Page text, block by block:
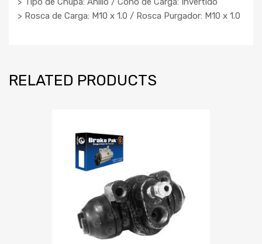
> Rosca de Carga: M10 x 1.0 / Rosca Purgador: M10 x 1.0
RELATED PRODUCTS